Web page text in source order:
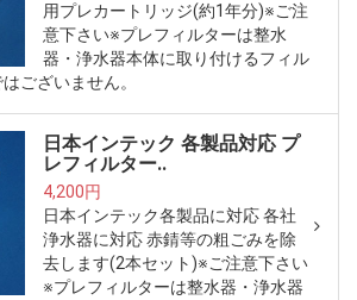
用プレカートリッジ(約1年分)※ご注
意下さい※プレフィルターは整水
器・浄水器本体に取り付けるフィル
ございません。
日本インテック 各製品対応 プ
レフィルター..
4,200円
日本インテック各製品に対応 各社
浄水器に対応 赤錆等の粗ごみを除
去します(2本セット)※ご注意下さい
※プレフィルターは整水器・浄水器